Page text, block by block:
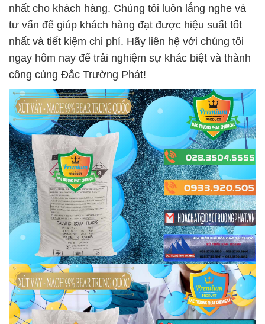
nhất cho khách hàng. Chúng tôi luôn lắng nghe và
tư vấn để giúp khách hàng đạt được hiệu suất tốt
nhất và tiết kiệm chi phí. Hãy liên hệ với chúng tôi
ngay hôm nay để trải nghiệm sự khác biệt và thành
công cùng Đắc Trường Phát!